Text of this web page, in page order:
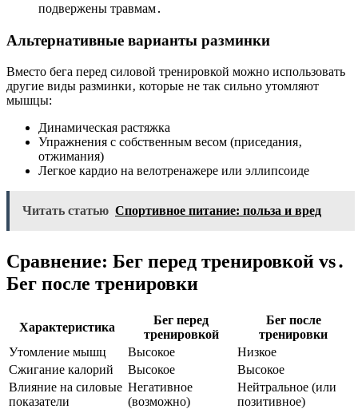
подвержены травмам․
Альтернативные варианты разминки
Вместо бега перед силовой тренировкой можно использовать
другие виды разминки‚ которые не так сильно утомляют
мышцы:
Динамическая растяжка
Упражнения с собственным весом (приседания‚
отжимания)
Легкое кардио на велотренажере или эллипсоиде
Читать статью Спортивное питание: польза и вред
Сравнение: Бег перед тренировкой vs․
Бег после тренировки
Характеристика
Бег перед
тренировкой
Бег после
тренировки
Утомление мышц
Высокое
Низкое
Сжигание калорий
Высокое
Высокое
Влияние на силовые
показатели
Негативное
(возможно)
Нейтральное (или
позитивное)